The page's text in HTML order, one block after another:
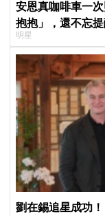
安恩真咖啡車一
抱抱」，還不忘
明星
劉在錫追星成功